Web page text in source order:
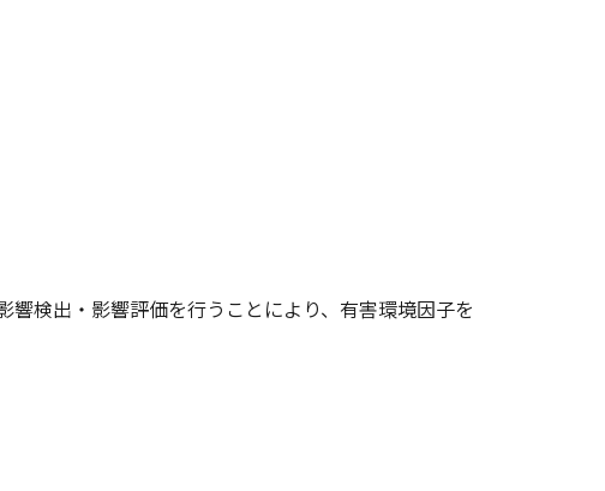
検出・影響評価を行うことにより、有害環境因子を